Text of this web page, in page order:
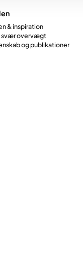
& inspiration
svær overvægt
og publikationer